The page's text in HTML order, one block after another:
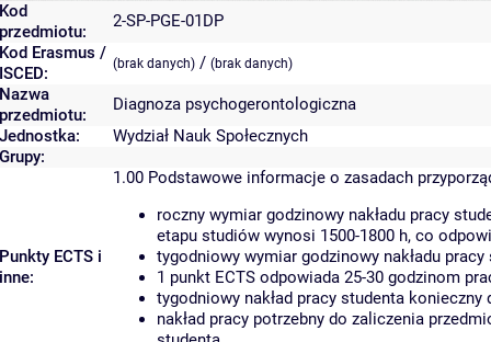
Kod
przedmiotu:
2-SP-PGE-01DP
Kod Erasmus /
ISCED:
(brak danych) / (brak danych)
Nazwa
przedmiotu:
Diagnoza psychogerontologiczna
Jednostka:
Wydział Nauk Społecznych
Grupy:
Punkty ECTS i
inne:
1.00 Podstawowe informacje o zasadach
roczny wymiar godzinowy nakładu pracy
etapu studiów wynosi 1500-1800 h, co
tygodniowy wymiar godzinowy nakładu
1 punkt ECTS odpowiada 25-30 godzinom
tygodniowy nakład pracy studenta
nakład pracy potrzebny do zaliczenia